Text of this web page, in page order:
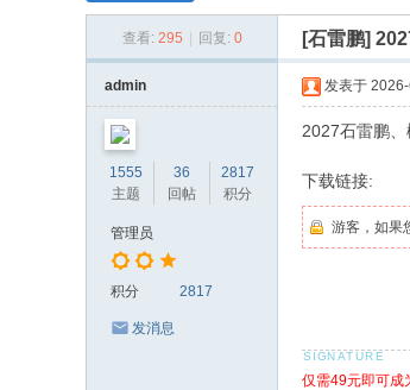
研
查看: 295 回复: 0 [石雷鹏]
admin
1555
主题
36
回帖
2817
积分
管理员
积分 2817
发消息
发表于
2027石雷鹏、
下载链接:
游客，如果
仅需49元即可成